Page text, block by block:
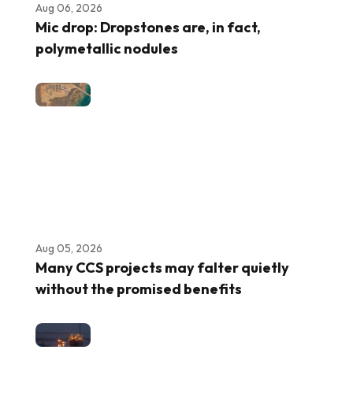
Aug 06, 2026
Mic drop: Dropstones are, in fact,
polymetallic nodules
Aug 05, 2026
Many CCS projects may falter quietly
without the promised benefits